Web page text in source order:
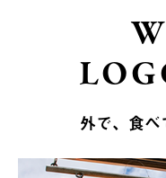
外で、食べ